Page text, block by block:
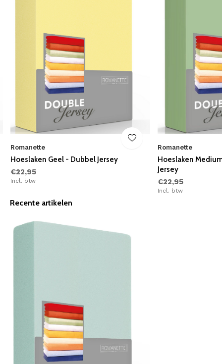
Romanette
Hoeslaken Geel - Dubbel Jersey
€22,95
Incl. btw
Romanette
Hoeslaken
Jersey
€22,95
Incl. btw
Recente artikelen